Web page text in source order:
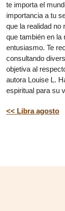
te importa el
importancia a tu
que la realidad no
que también en la
entusiasmo. Te
consultando
objetiva al
autora Louise L.
espiritual para su
<< Libra agosto